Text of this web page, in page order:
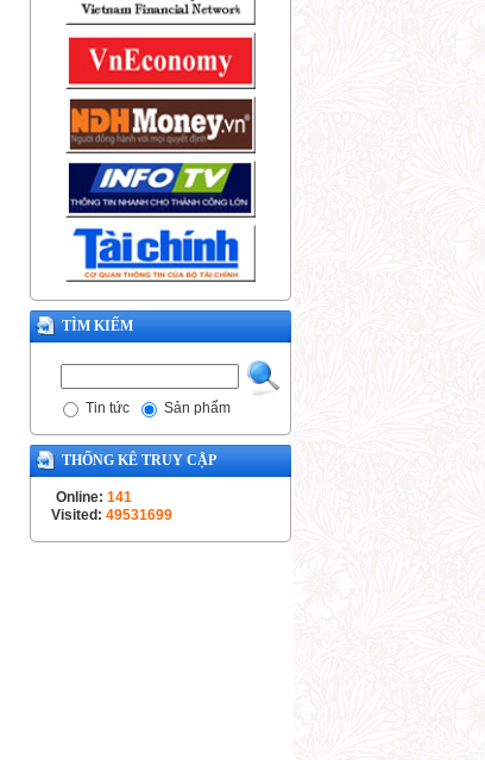
TÌM KIẾM
Tin tức Sản phẩm
THỐNG KÊ TRUY CẬP
Online: 141
Visited: 49531699